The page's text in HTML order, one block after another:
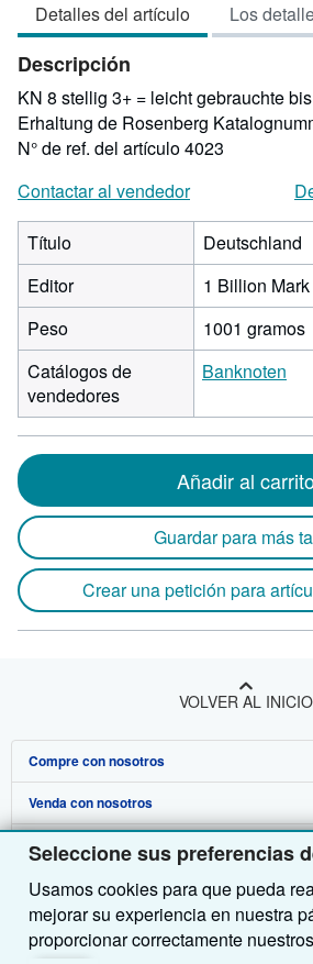
Seleccione sus preferencias
Usamos cookies para que pueda
mejorar su experiencia en nuestra
proporcionar correctamente
Detalles del artículo Los
Descripción
KN 8 stellig 3+ = leicht gebrauchte
Erhaltung de Rosenberg
N° de ref. del artículo 4023
Contactar al vendedor
Título
Deutschland
Editor
1 Billion Mark
Peso
1001 gramos
Catálogos de
vendedores
Banknoten
Añadir al
Guardar para más
Crear una petición para
VOLVER AL INICIO
Compre con nosotros
Búsqueda avanzada
Colecciones
Mi cuenta
Mis pedidos
Venda con nosotros
Comenzar a vender
Únase a nuestro programa de afiliados
Recomiende un vendedor
Sobre nosotros
Sobre IberLibro
Medios
Obtener Ayuda
Preguntas frecuentes y guías
Otras compañías de AbeBooks